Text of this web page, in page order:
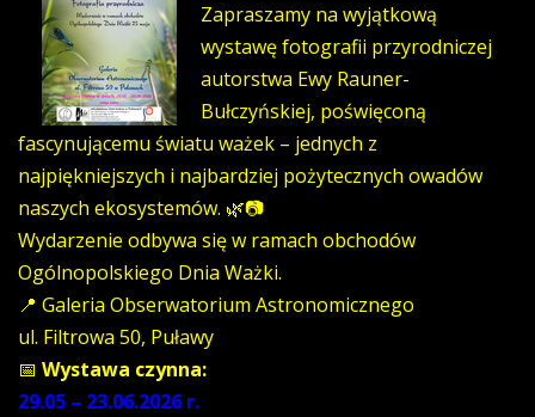
Zapraszamy na wyjątkową
wystawę fotografii przyrodniczej
autorstwa Ewy Rauner-
Bułczyńskiej, poświęconą
fascynującemu światu ważek – jednych z
najpiękniejszych i najbardziej pożytecznych owadów
naszych ekosystemów. 🌿📷
Wydarzenie odbywa się w ramach obchodów
Ogólnopolskiego Dnia Ważki.
📍 Galeria Obserwatorium Astronomicznego
ul. Filtrowa 50, Puławy
📅 Wystawa czynna:
29.05 – 23.06.2026 r.